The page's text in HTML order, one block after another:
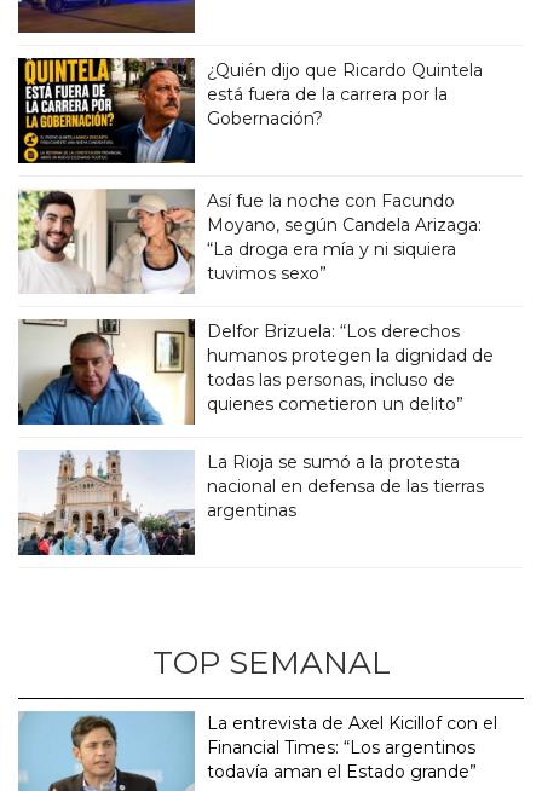
¿Quién dijo que Ricardo Quintela
está fuera de la carrera por la
Gobernación?
Así fue la noche con Facundo
Moyano, según Candela Arizaga:
“La droga era mía y ni siquiera
tuvimos sexo”
Delfor Brizuela: “Los derechos
humanos protegen la dignidad de
todas las personas, incluso de
quienes cometieron un delito”
La Rioja se sumó a la protesta
nacional en defensa de las tierras
argentinas
TOP SEMANAL
La entrevista de Axel Kicillof con el
Financial Times: “Los argentinos
todavía aman el Estado grande”